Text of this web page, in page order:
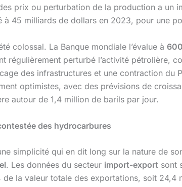
prix ou perturbation de la production a un
45 milliards de dollars en 2023, pour une
colossal. La Banque mondiale l’évalue à
régulièrement perturbé l’activité pétrolière,
des infrastructures et une contraction
optimistes, avec des prévisions de
autour de 1,4 million de barils par jour.
des hydrocarbures
simplicité qui en dit long sur la nature de
. Les données du secteur import-export sont
de la valeur totale des exportations, soit 24,4